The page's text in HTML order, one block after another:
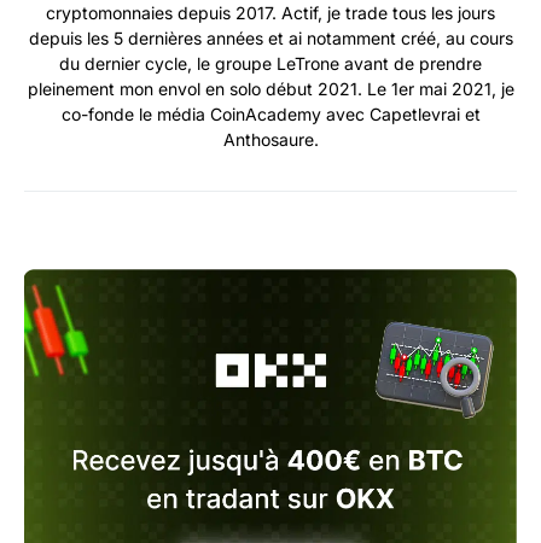
cryptomonnaies depuis 2017. Actif, je trade tous les jours
depuis les 5 dernières années et ai notamment créé, au cours
du dernier cycle, le groupe LeTrone avant de prendre
pleinement mon envol en solo début 2021. Le 1er mai 2021, je
co-fonde le média CoinAcademy avec Capetlevrai et
Anthosaure.